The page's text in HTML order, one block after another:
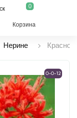
0
Корзина
Нерине Красное
0-0-12